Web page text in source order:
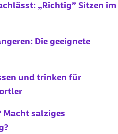
„Richtig” Sitzen im
Die geeignete
und trinken für
Macht salziges